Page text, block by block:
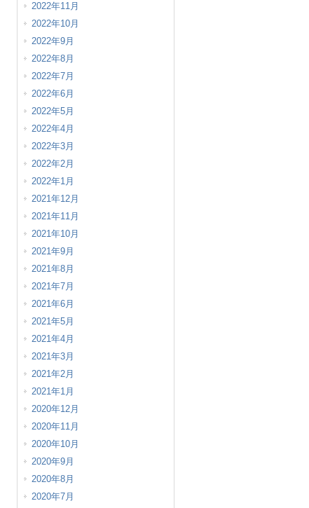
2022年11月
2022年10月
2022年9月
2022年8月
2022年7月
2022年6月
2022年5月
2022年4月
2022年3月
2022年2月
2022年1月
2021年12月
2021年11月
2021年10月
2021年9月
2021年8月
2021年7月
2021年6月
2021年5月
2021年4月
2021年3月
2021年2月
2021年1月
2020年12月
2020年11月
2020年10月
2020年9月
2020年8月
2020年7月